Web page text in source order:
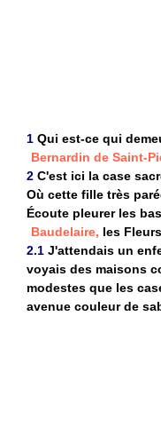
1 Qui est-ce qui
Bernardin de Saint-
2 C'est ici la case
Où cette fille très
Écoute pleurer les
Baudelaire, les
2.1 J'attendais un
voyais des maisons
modestes que les
avenue couleur de